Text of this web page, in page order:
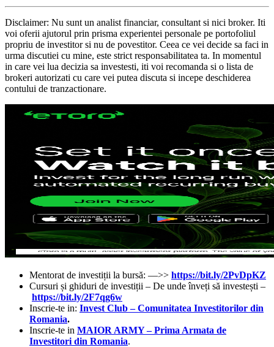
Disclaimer: Nu sunt un analist financiar, consultant si nici broker. Iti
voi oferii ajutorul prin prisma experientei personale pe portofoliul
propriu de investitor si nu de povestitor. Ceea ce vei decide sa faci in
urma discutiei cu mine, este strict responsabilitatea ta. In momentul
in care vei lua decizia sa investesti, iti voi recomanda si o lista de
brokeri autorizati cu care vei putea discuta si incepe deschiderea
contului de tranzactionare.
Mentorat de investiții la bursă: —>> https://bit.ly/2PvDpKZ
Cursuri și ghiduri de investiții – De unde înveți să investești –
https://bit.ly/2F7qg6w
Inscrie-te in: Invest Club – Comunitatea Investitorilor din
Romania.
Inscrie-te in MAIOR ARMY – Prima Armata de
Investitori din Romania.